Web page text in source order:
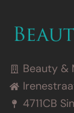
Beauty &
4711CB